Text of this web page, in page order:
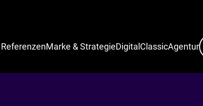
ReferenzenMarke & StrategieDigital ClassicAgentur